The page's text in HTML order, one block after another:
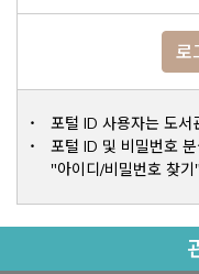
로
포털 ID 사용자는 도서
포털 ID 및 비밀번호 분
"아이디/비밀번호 찾